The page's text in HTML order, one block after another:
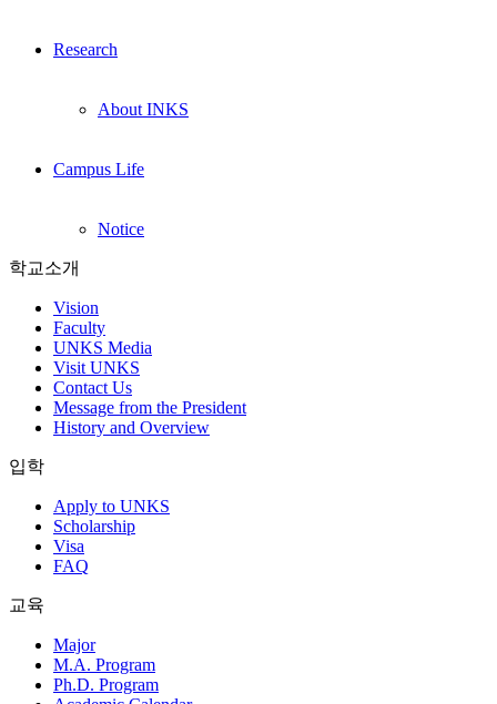
Research
About INKS
Campus Life
Notice
학교소개
Vision
Faculty
UNKS Media
Visit UNKS
Contact Us
Message from the President
History and Overview
입학
Apply to UNKS
Scholarship
Visa
FAQ
교육
Major
M.A. Program
Ph.D. Program